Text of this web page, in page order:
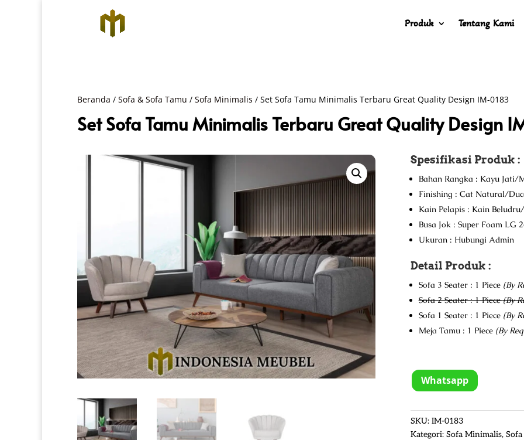
Produk Tentang Kami
Beranda / Sofa & Sofa Tamu / Sofa Minimalis / Set Sofa Tamu Minimalis Terbaru Great Quality Design IM-0183
Set Sofa Tamu Minimalis Terbaru Great Quality Design
Spesifikasi Produk :
Bahan Rangka : Kayu
Finishing : Cat Natural/
Kain Pelapis : Kain
Busa Jok : Super Foam LG
Ukuran : Hubungi Admin
Detail Produk :
Sofa 3 Seater : 1 Piece (By
Sofa 2 Seater : 1 Piece(By
Sofa 1 Seater : 1 Piece (By
Meja Tamu : 1 Piece (By
Whatsapp
SKU: IM-0183
Kategori: Sofa Minimalis,